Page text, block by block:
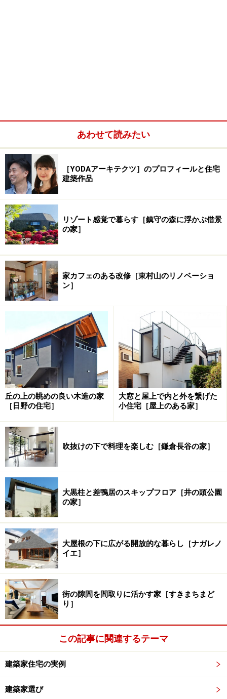
あわせて読みたい
［YODAアーキテクツ］のプロフィールと住宅
建築作品
リゾート感覚で暮らす［鎮守の森に浮かぶ借景
の家］
家カフェのある改修［東村山のリノベーショ
ン］
丘の上の眺めの良い木造の家
［日野の住宅］
大窓と屋上で内と外を繋げた
小住宅［屋上のある家］
吹抜けの下で料理を楽しむ［鎌倉長谷の家］
大黒柱と差鴨居のスキップフロア［井の頭公園
の家］
大屋根の下に広がる開放的な暮らし［ナガレノ
イエ］
街の隙間を間取りに活かす家［すきまちまど
り］
この記事に関連するテーマ
建築家住宅の実例
建築家選び